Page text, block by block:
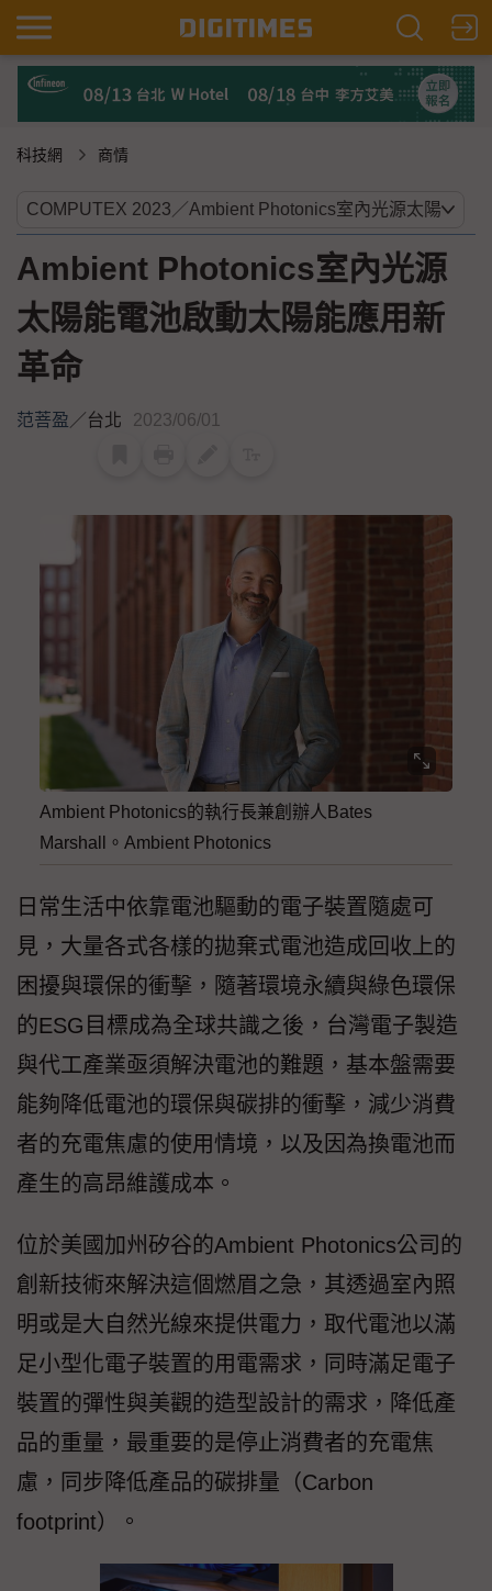
科技網 商情
Ambient Photonics室內光源
太陽能電池啟動太陽能應用新
革命
范菩盈／台北 2023/06/01
Ambient Photonics的執行長兼創辦人Bates
Marshall。Ambient Photonics
日常生活中依靠電池驅動的電子裝置隨處可
見，大量各式各樣的拋棄式電池造成回收上的
困擾與環保的衝擊，隨著環境永續與綠色環保
的ESG目標成為全球共識之後，台灣電子製造
與代工產業亟須解決電池的難題，基本盤需要
能夠降低電池的環保與碳排的衝擊，減少消費
者的充電焦慮的使用情境，以及因為換電池而
產生的高昂維護成本。
位於美國加州矽谷的Ambient Photonics公司的
創新技術來解決這個燃眉之急，其透過室內照
明或是大自然光線來提供電力，取代電池以滿
足小型化電子裝置的用電需求，同時滿足電子
裝置的彈性與美觀的造型設計的需求，降低產
品的重量，最重要的是停止消費者的充電焦
慮，同步降低產品的碳排量（Carbon
footprint）。